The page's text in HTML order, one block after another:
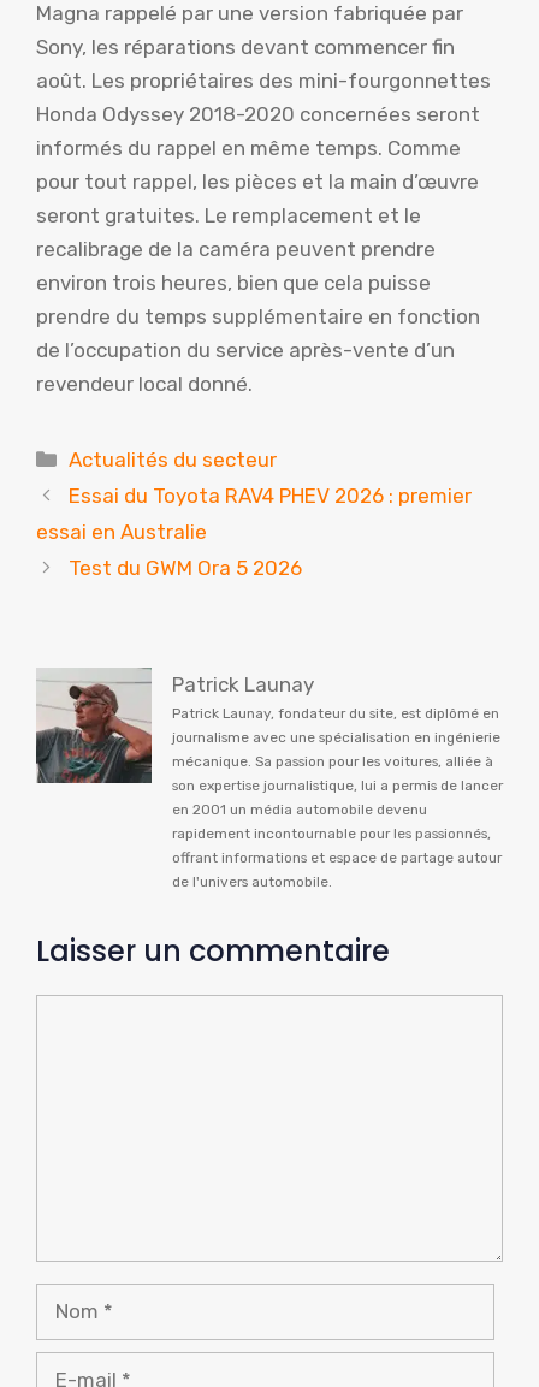
Magna rappelé par une version fabriquée par
Sony, les réparations devant commencer fin
août. Les propriétaires des mini-fourgonnettes
Honda Odyssey 2018-2020 concernées seront
informés du rappel en même temps. Comme
pour tout rappel, les pièces et la main d’œuvre
seront gratuites. Le remplacement et le
recalibrage de la caméra peuvent prendre
environ trois heures, bien que cela puisse
prendre du temps supplémentaire en fonction
de l’occupation du service après-vente d’un
revendeur local donné.
Catégories
Actualités du secteur
Essai du Toyota RAV4 PHEV 2026 : premier
essai en Australie
Test du GWM Ora 5 2026
Patrick Launay
Patrick Launay, fondateur du site, est diplômé en
journalisme avec une spécialisation en ingénierie
mécanique. Sa passion pour les voitures, alliée à
son expertise journalistique, lui a permis de lancer
en 2001 un média automobile devenu
rapidement incontournable pour les passionnés,
offrant informations et espace de partage autour
de l'univers automobile.
Laisser un commentaire
Nom